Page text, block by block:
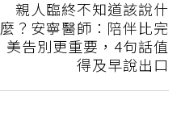
親人臨終不知道該說什
麼？安寧醫師：陪伴比完
美告別更重要，4句話值
得及早說出口